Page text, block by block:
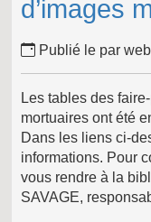
d’images
Publié le par
Les tables des
mortuaires ont été
Dans les liens ci-
informations. Pour
vous rendre à la
SAVAGE,